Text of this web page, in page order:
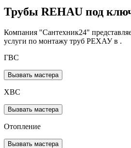
Трубы REHAU под
Компания "Сантехник24"
услуги по монтажу труб РЕХАУ в .
ГВС
Вызвать мастера
ХВС
Вызвать мастера
Отопление
Вызвать мастера